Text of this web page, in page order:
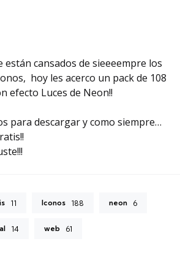
están cansados de sieeeempre los
hoy les acerco un pack de 108
efecto Luces de Neon!!
para descargar y como siempre…
11 Iconos 188 neon 6
14 web 61